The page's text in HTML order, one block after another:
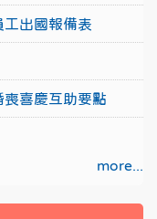
出國報備表
喜慶互助要點
more...